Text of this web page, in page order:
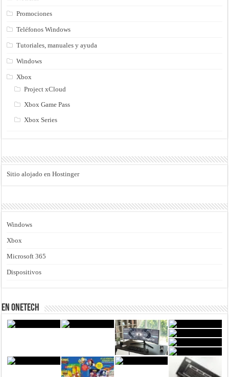
Promociones
Teléfonos Windows
Tutoriales, manuales y ayuda
Windows
Xbox
Project xCloud
Xbox Game Pass
Xbox Series
Sitio alojado en Hostinger
Windows
Xbox
Microsoft 365
Dispositivos
En Onetech